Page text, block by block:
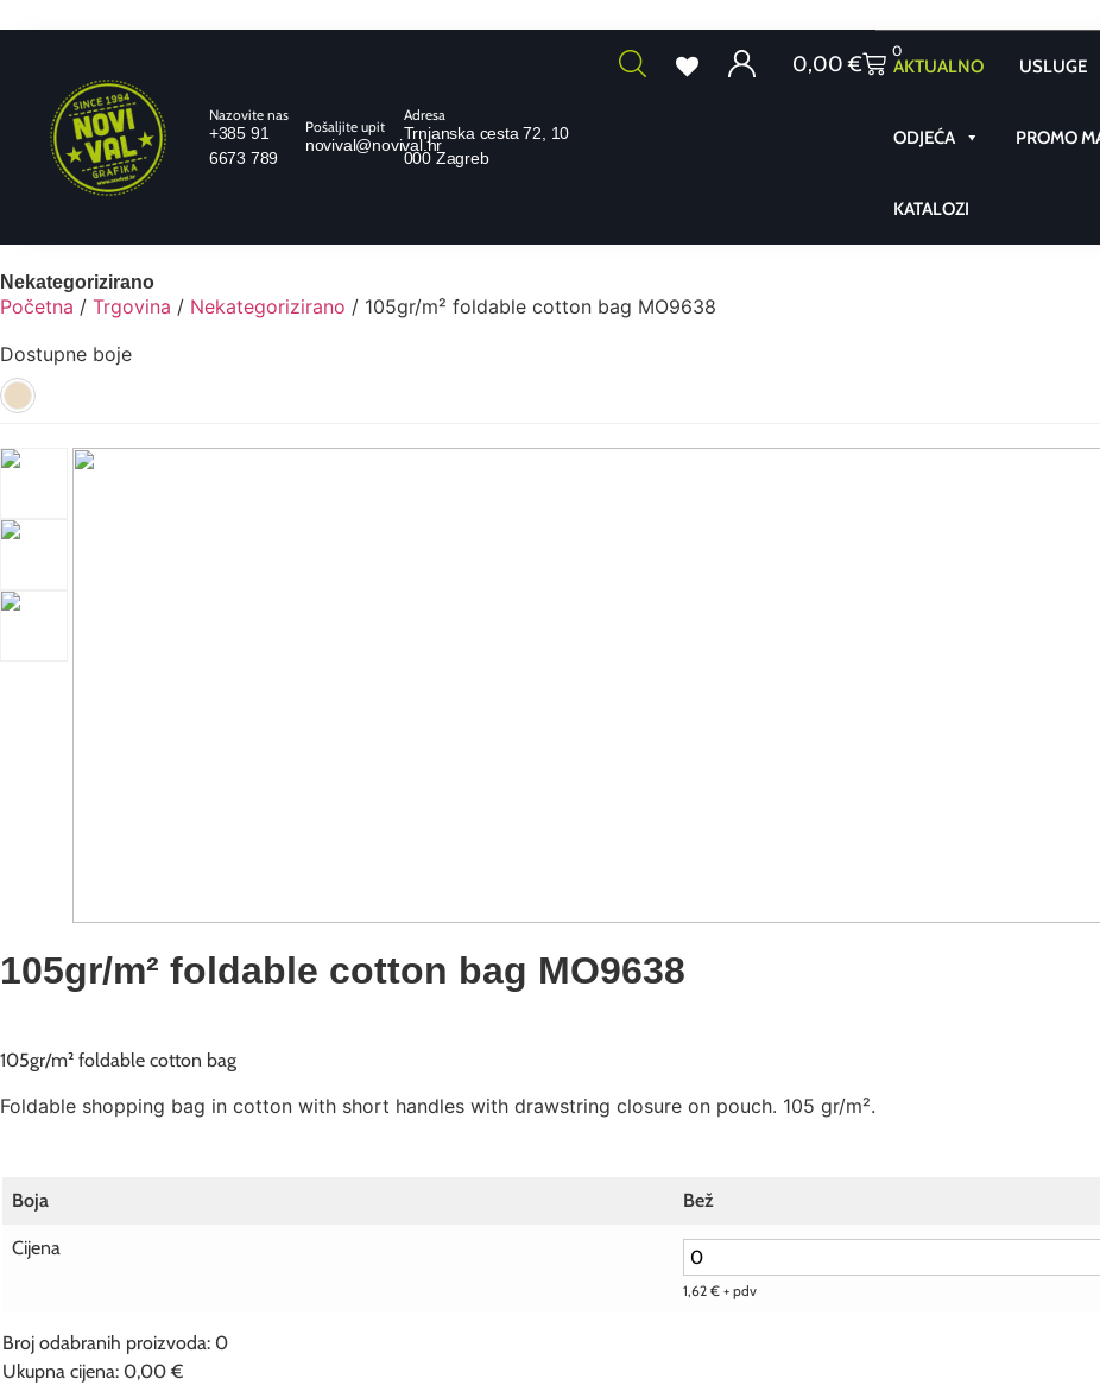
Nazovite nas
+385 91
6673 789
Pošaljite upit
novival@novival.hr
Adresa
Trnjanska cesta 72, 10
000 Zagreb
0,00€
0
AKTUALNO USLUGE
ODJEĆA PROMO
KATALOZI
Nekategorizirano
Početna / Trgovina / Nekategorizirano / 105gr/m² foldable cotton bag MO9638
Dostupne boje
105gr/m² foldable cotton bag MO9638
105gr/m² foldable cotton bag
Foldable shopping bag in cotton with short handles with drawstring closure on pouch. 105 gr/m².
Boja Bež
Cijena
1,62 € + pdv
Broj odabranih proizvoda: 0
Ukupna cijena: 0,00 €